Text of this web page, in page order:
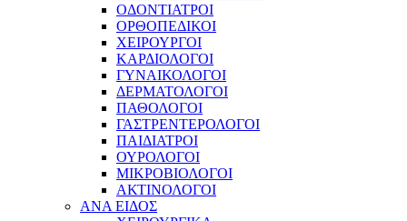
ΟΔΟΝΤΙΑΤΡΟΙ
ΟΡΘΟΠΕΔΙΚΟΙ
ΧΕΙΡΟΥΡΓΟΙ
ΚΑΡΔΙΟΛΟΓΟΙ
ΓΥΝΑΙΚΟΛΟΓΟΙ
ΔΕΡΜΑΤΟΛΟΓΟΙ
ΠΑΘΟΛΟΓΟΙ
ΓΑΣΤΡΕΝΤΕΡΟΛΟΓΟΙ
ΠΑΙΔΙΑΤΡΟΙ
ΟΥΡΟΛΟΓΟΙ
ΜΙΚΡΟΒΙΟΛΟΓΟΙ
ΑΚΤΙΝΟΛΟΓΟΙ
ΑΝΑ ΕΙΔΟΣ